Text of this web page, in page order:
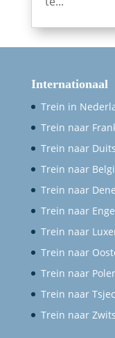
Internationaal
Trein in
Trein naar
Trein naar
Trein naar
Trein naar
Trein naar
Trein naar
Trein naar
Trein naar
Trein naar
Trein naar